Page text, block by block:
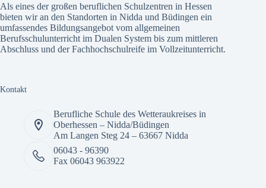
Als eines der großen beruflichen Schulzentren in Hessen
bieten wir an den Standorten in Nidda und Büdingen ein
umfassendes Bildungsangebot vom allgemeinen
Berufsschulunterricht im Dualen System bis zum mittleren
Abschluss und der Fachhochschulreife im Vollzeitunterricht.
Kontakt
Berufliche Schule des Wetteraukreises in
Oberhessen – Nidda/Büdingen
Am Langen Steg 24 – 63667 Nidda
06043 - 96390
Fax 06043 963922